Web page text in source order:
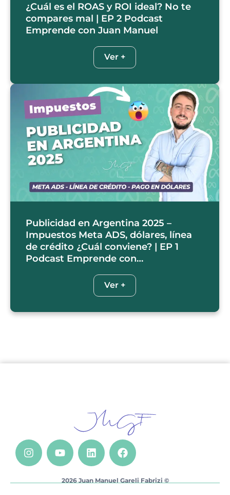
¿Cuál es el ROAS y ROI ideal? No te
compares mal | EP 2 Podcast
Emprende con Juan Manuel
Ver +
Publicidad en Argentina 2025 –
Impuestos Meta ADS, dólares, línea
de crédito ¿Cuál conviene? | EP 1
Podcast Emprende con…
Ver +
2026 Juan Manuel Gareli Fabrizi ©